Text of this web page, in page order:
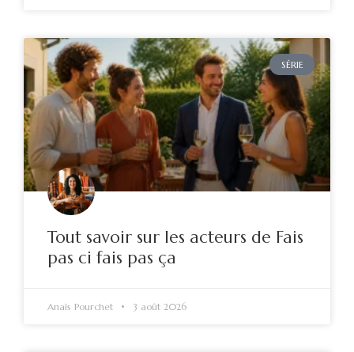
SÉRIE
Tout savoir sur les acteurs de Fais
pas ci fais pas ça
Anaïs Pourchet 3 août 2026